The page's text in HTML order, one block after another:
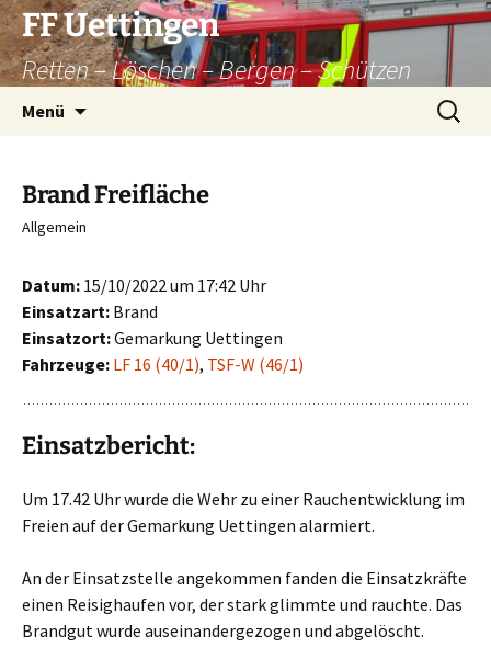
Zum
Inhalt
springen
FF Uettingen
Retten – Löschen – Bergen – Schützen
Menü
Suchen
nach:
Brand Freifläche
Allgemein
Datum: 15/10/2022 um 17:42 Uhr
Einsatzart: Brand
Einsatzort:Gemarkung Uettingen
Fahrzeuge: LF 16 (40/1), TSF-W (46/1)
Einsatzbericht:
Um 17.42 Uhr wurde die Wehr zu einer Rauchentwicklung im
Freien auf der Gemarkung Uettingen alarmiert.
An der Einsatzstelle angekommen fanden die Einsatzkräfte
einen Reisighaufen vor, der stark glimmte und rauchte. Das
Brandgut wurde auseinandergezogen und abgelöscht.